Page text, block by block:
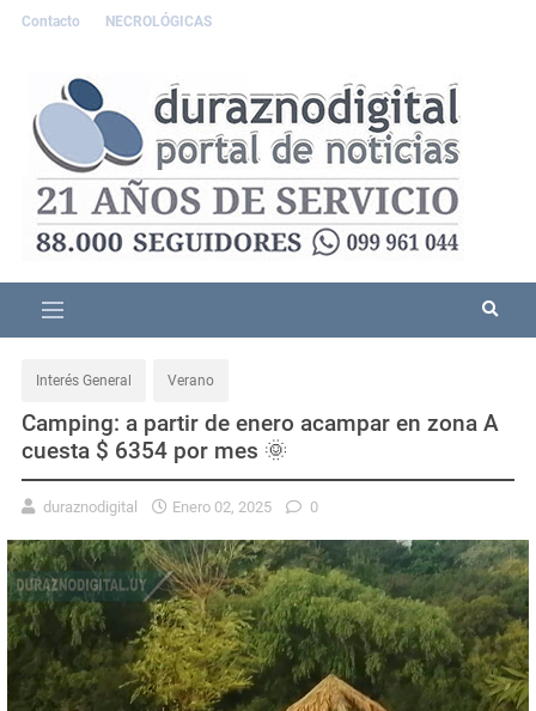
Contacto NECROLÓGICAS
Interés General Verano
Camping: a partir de enero acampar en zona A
cuesta $ 6354 por mes 🌞
duraznodigital Enero 02, 2025 0